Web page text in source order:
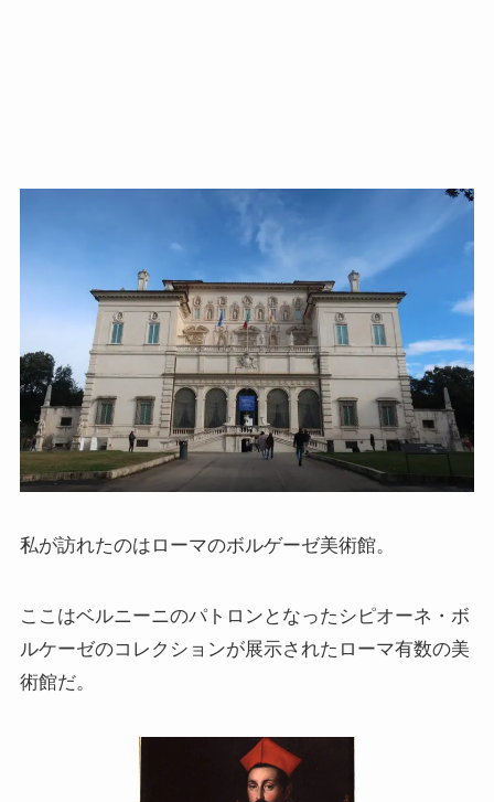
独ソ戦・冷戦下の世界
レーニン・スターリン時代のソ連の歴史
独ソ戦～ソ連とナチスの絶滅戦争
スターリンとヒトラーの虐殺・ホロコースト
冷戦世界の歴史・思想・文学に学ぶ
現代ロシアとロシア・ウクライナ戦争
紛争
マルクス・エンゲルス研究
おすすめマルクス・エンゲルス伝記
私が訪れたのはローマのボルゲーゼ美術館。
ここはベルニーニのパトロンとなったシピオーネ・ボ
ルケーゼのコレクションが展示されたローマ有数の美
術館だ。